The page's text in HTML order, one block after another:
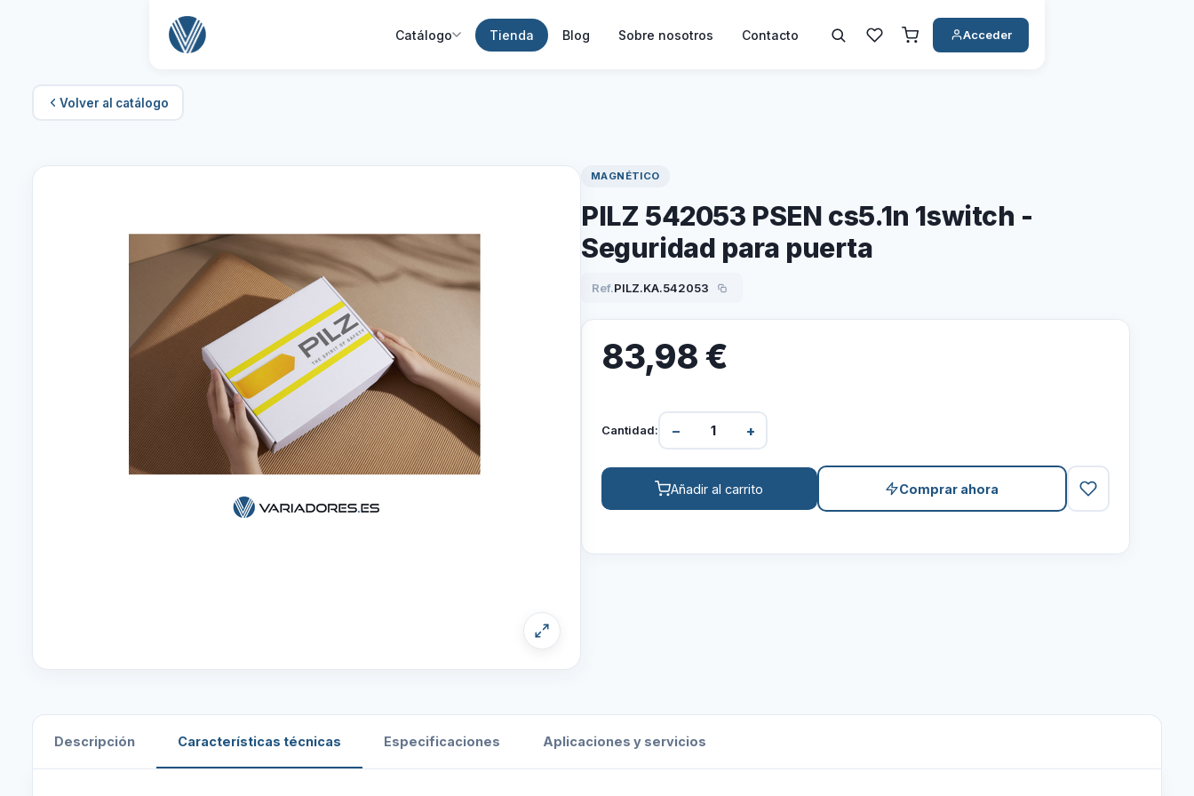
Catálogo Tienda Blog Sobre nosotros Contacto Acceder
Volver al catálogo
MAGNÉTICO
PILZ 542053 PSEN cs5.1n 1switch -
Seguridad para puerta
Ref.PILZ.KA.542053
83,98€
Cantidad: − +
Añadir al carrito Comprar ahora
Descripción Características técnicas Especificaciones Aplicaciones y servicios